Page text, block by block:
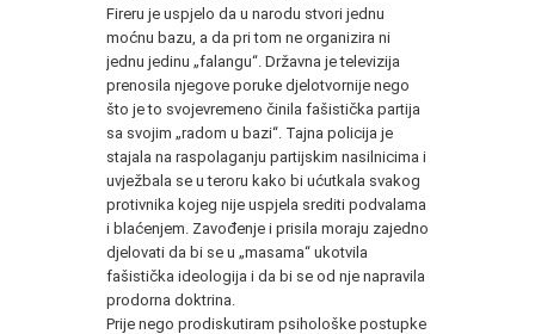
Fireru je uspjelo da u narodu stvori jednu
moćnu bazu, a da pri tom ne organizira ni
jednu jedinu „falangu“. Državna je televizija
prenosila njegove poruke djelotvornije nego
što je to svojevremeno činila fašistička partija
sa svojim „radom u bazi“. Tajna policija je
stajala na raspolaganju partijskim nasilnicima i
uvježbala se u teroru kako bi ućutkala svakog
protivnika kojeg nije uspjela srediti podvalama
i blaćenjem. Zavođenje i prisila moraju zajedno
djelovati da bi se u „masama“ ukotvila
fašistička ideologija i da bi se od nje napravila
prodorna doktrina.
Prije nego prodiskutiram psihološke postupke